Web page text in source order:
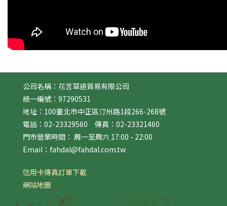
公司名稱：花言草語貿易有限公司
統一編號：97290531
地址：100臺北市中正區汀州路1段266-268號
電話：02-23329560 傳真：02-23321460
門市營業時間： 周一至周六 17:00 - 22:00
Email：fahdal@fahdal.com.tw
信用卡傳真訂單下載
網站地圖